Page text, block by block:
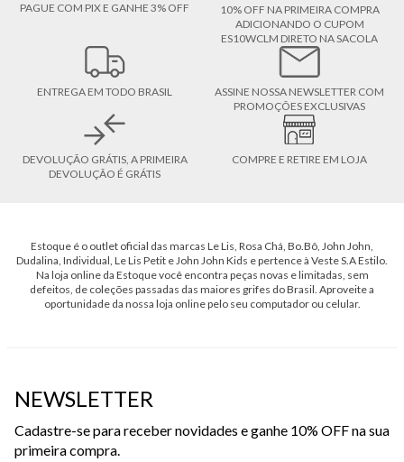
PAGUE COM PIX E GANHE 3% OFF
10% OFF NA PRIMEIRA COMPRA
ADICIONANDO O CUPOM
ES10WCLM DIRETO NA SACOLA
ENTREGA EM TODO BRASIL
ASSINE NOSSA NEWSLETTER COM
PROMOÇÕES EXCLUSIVAS
DEVOLUÇÃO GRÁTIS, A PRIMEIRA
DEVOLUÇÃO É GRÁTIS
COMPRE E RETIRE EM LOJA
Estoque é o outlet oficial das marcas Le Lis, Rosa Chá, Bo.Bô, John John,
Dudalina, Individual, Le Lis Petit e John John Kids e pertence à Veste S.A Estilo.
Na loja online da Estoque você encontra peças novas e limitadas, sem
defeitos, de coleções passadas das maiores grifes do Brasil. Aproveite a
oportunidade da nossa loja online pelo seu computador ou celular.
NEWSLETTER
Cadastre-se para receber novidades e ganhe 10% OFF na sua
primeira compra.